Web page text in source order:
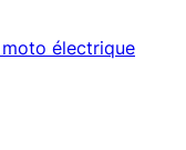
moto électrique